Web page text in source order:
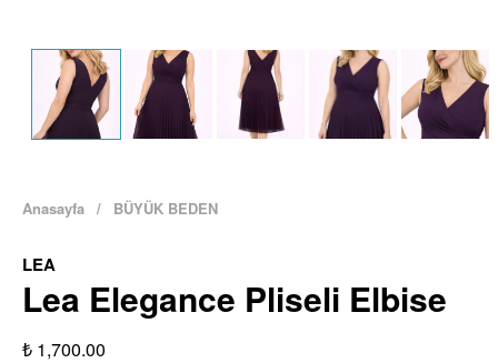
Anasayfa / BÜYÜK BEDEN
LEA
Lea Elegance Pliseli Elbise
₺ 1,700.00